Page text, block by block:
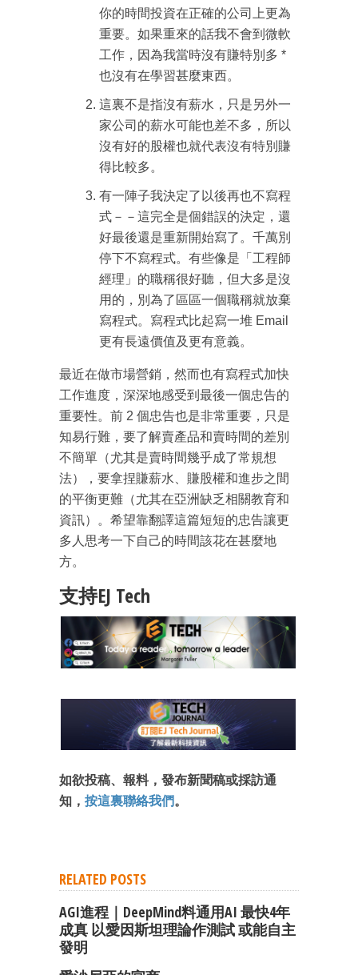
你的時間投資在正確的公司上更為
重要。如果重來的話我不會到微軟
工作，因為我當時沒有賺特別多 *
也沒有在學習甚麼東西。
這裏不是指沒有薪水，只是另外一
家公司的薪水可能也差不多，所以
沒有好的股權也就代表沒有特別賺
得比較多。
有一陣子我決定了以後再也不寫程
式－－這完全是個錯誤的決定，還
好最後還是重新開始寫了。千萬別
停下不寫程式。有些像是「工程師
經理」的職稱很好聽，但大多是沒
用的，別為了區區一個職稱就放棄
寫程式。寫程式比起寫一堆 Email
更有長遠價值及更有意義。
最近在做市場營銷，然而也有寫程式加快
工作進度，深深地感受到最後一個忠告的
重要性。前 2 個忠告也是非常重要，只是
知易行難，要了解賣產品和賣時間的差別
不簡單（尤其是賣時間幾乎成了常規想
法），要拿捏賺薪水、賺股權和進步之間
的平衡更難（尤其在亞洲缺乏相關教育和
資訊）。希望靠翻譯這篇短短的忠告讓更
多人思考一下自己的時間該花在甚麼地
方。
支持EJ Tech
如欲投稿、報料，發布新聞稿或採訪通
知， 按這裏聯絡我們。
RELATED POSTS
AGI進程｜DeepMind料通用AI 最快4年
成真 以愛因斯坦理論作測試 或能自主
發明
最新資訊（附創業懶人包）
箱！